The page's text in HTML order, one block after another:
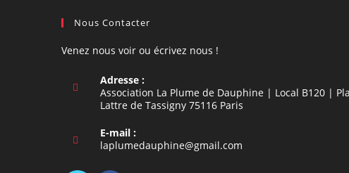
Nous Contacter
Venez nous voir ou écrivez nous !
Adresse :
Association La Plume de Dauphine | Local B120 |
Lattre de Tassigny 75116 Paris
E-mail :
laplumedauphine@gmail.com